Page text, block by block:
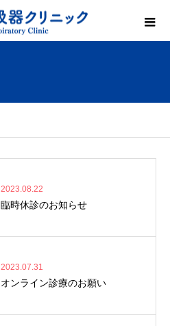
2023.08.22
臨時休診のお知らせ
2023.07.31
オンライン診療のお願い